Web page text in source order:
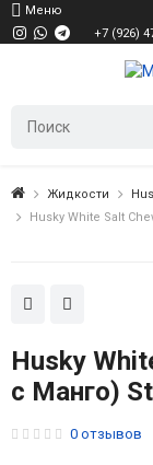
Меню
+7 (926)
Жидкости
Husky White Salt
Husky
с Манго)
0 отзывов